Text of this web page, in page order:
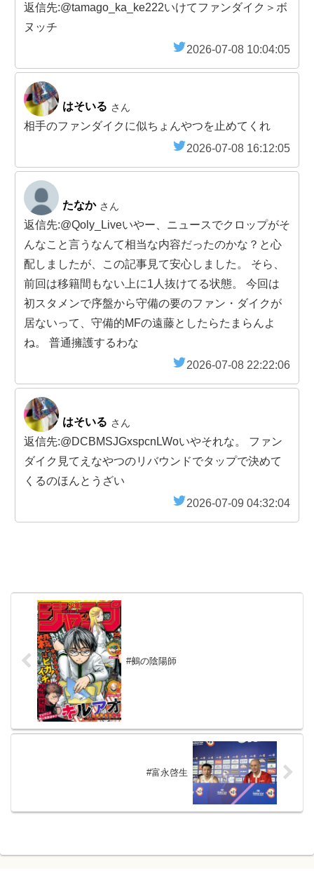
返信先:@tamago_ka_ke222いけてファンダイク＞ボ
ヌッチ
2026-07-08 10:04:05
はそいる さん
相手のファンダイクに似ちょんやつを止めてくれ
2026-07-08 16:12:05
たなか さん
返信先:@Qoly_Liveいやー、ニュースでクロップがそ
んなこと言うなんて相当な内容だったのかな？と心
配しましたが、この記事見て安心しました。 そら、
前回は移籍間もない上に1人抜けてる状態。 今回は
初スタメンで序盤から守備の要のファン・ダイクが
居ないって、守備的MFの遠藤としたらたまらんよ
ね。 普通擁護するわな
2026-07-08 22:22:06
はそいる さん
返信先:@DCBMSJGxspcnLWoいやそれな。 ファン
ダイク見てえなやつのリバウンドでタップで決めて
くるのほんとうざい
2026-07-09 04:32:04
#鵺の陰陽師
#富永啓生